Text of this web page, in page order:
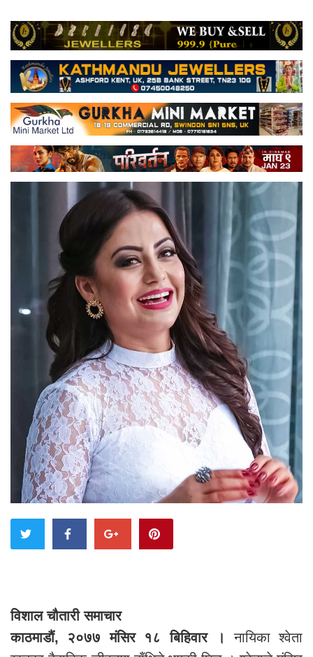
विशाल चौतारी समाचार
काठमाडौं, २०७७ मंसिर १८ बिहिवार ।नायिका श्वेता